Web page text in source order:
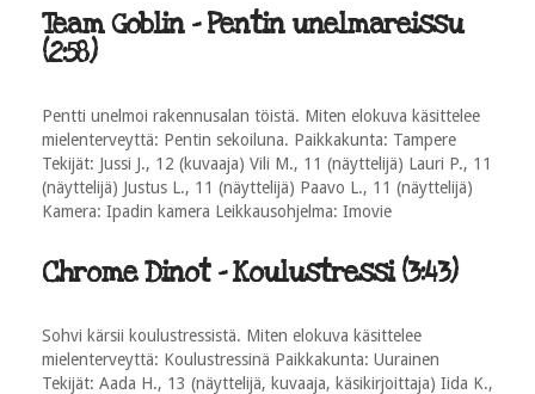
Team Goblin - Pentin unelmareissu
(2:58)
Pentti unelmoi rakennusalan töistä. Miten elokuva käsittelee
mielenterveyttä: Pentin sekoiluna. Paikkakunta: Tampere
Tekijät: Jussi J., 12 (kuvaaja) Vili M., 11 (näyttelijä) Lauri P., 11
(näyttelijä) Justus L., 11 (näyttelijä) Paavo L., 11 (näyttelijä)
Kamera: Ipadin kamera Leikkausohjelma: Imovie
Chrome Dinot - Koulustressi (3:43)
Sohvi kärsii koulustressistä. Miten elokuva käsittelee
mielenterveyttä: Koulustressinä Paikkakunta: Uurainen
Tekijät: Aada H., 13 (näyttelijä, kuvaaja, käsikirjoittaja) Iida K.,